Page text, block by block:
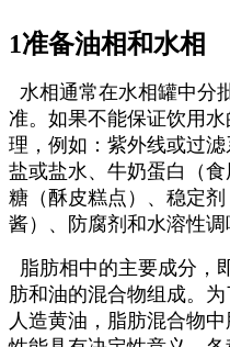
1准备油相和水相
水相通常在水相罐中分
准。如果不能保证饮用
理，例如：紫外线或过
盐或盐水、牛奶蛋白（食
糖（酥皮糕点）、稳定
酱）、防腐剂和水溶性调
脂肪相中的主要成分，
肪和油的混合物组成。
人造黄油，脂肪混合物